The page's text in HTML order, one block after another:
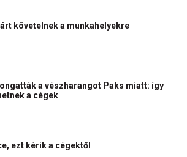
követelnek a munkahelyekre
a vészharangot Paks miatt: így
a cégek
ezt kérik a cégektől